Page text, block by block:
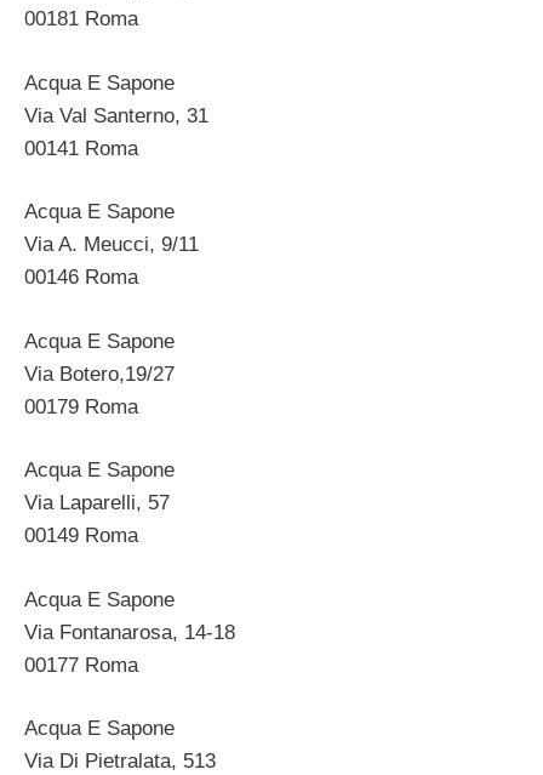
00181 Roma
Acqua E Sapone
Via Val Santerno, 31
00141 Roma
Acqua E Sapone
Via A. Meucci, 9/11
00146 Roma
Acqua E Sapone
Via Botero,19/27
00179 Roma
Acqua E Sapone
Via Laparelli, 57
00149 Roma
Acqua E Sapone
Via Fontanarosa, 14-18
00177 Roma
Acqua E Sapone
Via Di Pietralata, 513